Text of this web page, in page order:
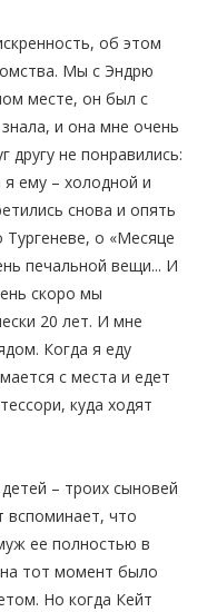
об этом
Мы с Эндрю
месте, он был с
и она мне очень
другу не понравились:
ему – холодной и
снова и опять
о «Месяце
печальной вещи... И
скоро мы
20 лет. И мне
Когда я еду
с места и едет
куда ходят
– троих сыновей
вспоминает, что
ее полностью в
тот момент было
Но когда Кейт